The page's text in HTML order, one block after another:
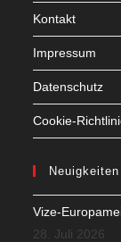
Kontakt
Impressum
Datenschutz
Cookie-
Neuigkeiten
Vize-
28. Juli 2026